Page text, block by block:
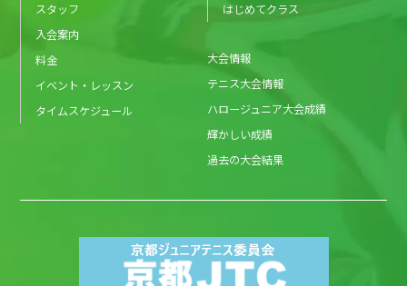
スタッフ
入会案内
料金
イベント・レッスン
タイムスケジュール
はじめてクラス
大会情報
テニス大会情報
ハロージュニア大会成績
輝かしい成績
過去の大会結果